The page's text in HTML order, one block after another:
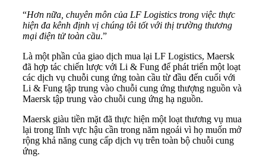
“Hơn nữa, chuyên môn của LF Logistics trong việc thực
hiện đa kênh định vị chúng tôi tốt với thị trường thương
mại điện tử toàn cầu.”
Là một phần của giao dịch mua lại LF Logistics, Maersk
đã hợp tác chiến lược với Li & Fung để phát triển một loạt
các dịch vụ chuỗi cung ứng toàn cầu từ đầu đến cuối với
Li & Fung tập trung vào chuỗi cung ứng thượng nguồn và
Maersk tập trung vào chuỗi cung ứng hạ nguồn.
Maersk giàu tiền mặt đã thực hiện một loạt thương vụ mua
lại trong lĩnh vực hậu cần trong năm ngoái vì họ muốn mở
rộng khả năng cung cấp dịch vụ trên toàn bộ chuỗi cung
ứng.